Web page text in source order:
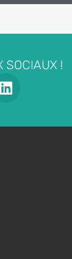
SOCIAUX !